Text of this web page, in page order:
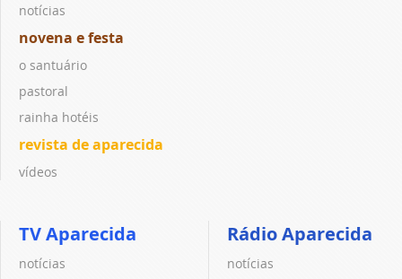
notícias
novena e festa
o santuário
pastoral
rainha hotéis
revista de aparecida
vídeos
TV Aparecida
notícias
Rádio Aparecida
notícias